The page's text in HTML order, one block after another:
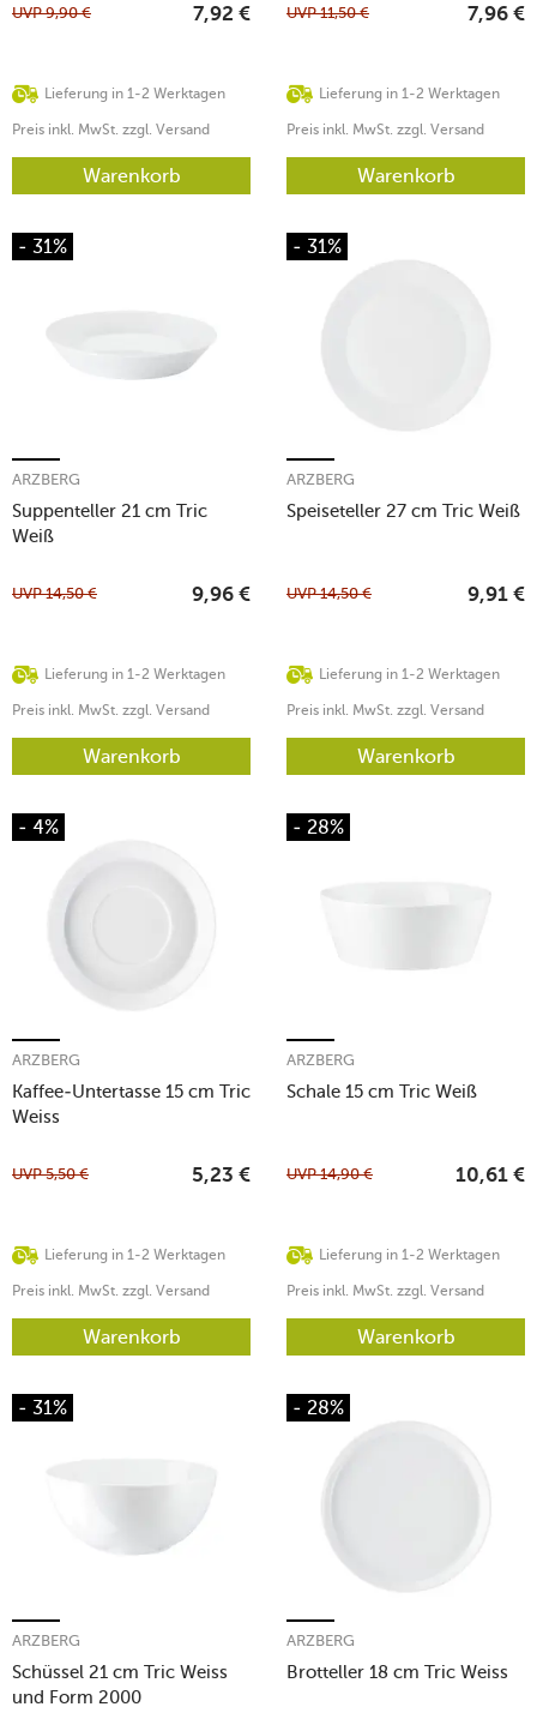
Lieferung in 1-2 Werktagen
UVP9,90 € 7,92 €
Preis inkl. MwSt. zzgl. Versand
Warenkorb
Lieferung in 1-2 Werktagen
UVP11,50 € 7,96 €
Preis inkl. MwSt. zzgl. Versand
Warenkorb
- 31%
Suppenteller 21 cm Tric
Weiß
ARZBERG
Lieferung in 1-2 Werktagen
UVP14,50 € 9,96 €
Preis inkl. MwSt. zzgl. Versand
Warenkorb
- 31%
Speiseteller 27 cm Tric Weiß
ARZBERG
Lieferung in 1-2 Werktagen
UVP14,50 € 9,91 €
Preis inkl. MwSt. zzgl. Versand
Warenkorb
- 4%
Kaffee-Untertasse 15 cm Tric
Weiss
ARZBERG
Lieferung in 1-2 Werktagen
UVP5,50 € 5,23 €
Preis inkl. MwSt. zzgl. Versand
Warenkorb
- 28%
Schale 15 cm Tric Weiß
ARZBERG
Lieferung in 1-2 Werktagen
UVP14,90 € 10,61 €
Preis inkl. MwSt. zzgl. Versand
Warenkorb
- 31%
Schüssel 21 cm Tric Weiss
und Form 2000
ARZBERG
- 28%
Brotteller 18 cm Tric Weiss
ARZBERG